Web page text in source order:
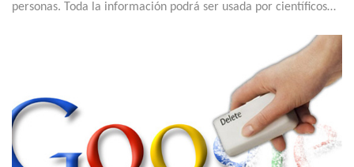
personas. Toda la información podrá ser usada por científicos…